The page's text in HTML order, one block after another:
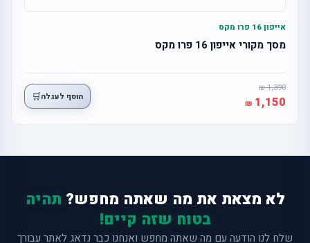
אייפון 16 פרו מקס
מסך מקורי אייפון 16 פרו מקס
1,390
1,150 הוסף לעגלה🛒
לא מצאת את מה שאתה מחפש? תהיה
בטוח שזה קיים!
שלח לנו הודעה עם מה שאתה מחפש ואנחנו כבר נדאג לאתר עבורך